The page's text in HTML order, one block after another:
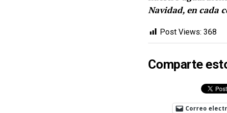
Navidad, en cada
Post Views: 368
Comparte
Correo